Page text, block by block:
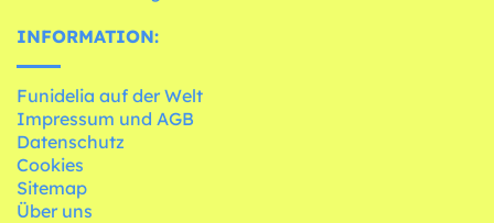
INFORMATION:
Funidelia auf der Welt
Impressum und AGB
Datenschutz
Cookies
Sitemap
Über uns